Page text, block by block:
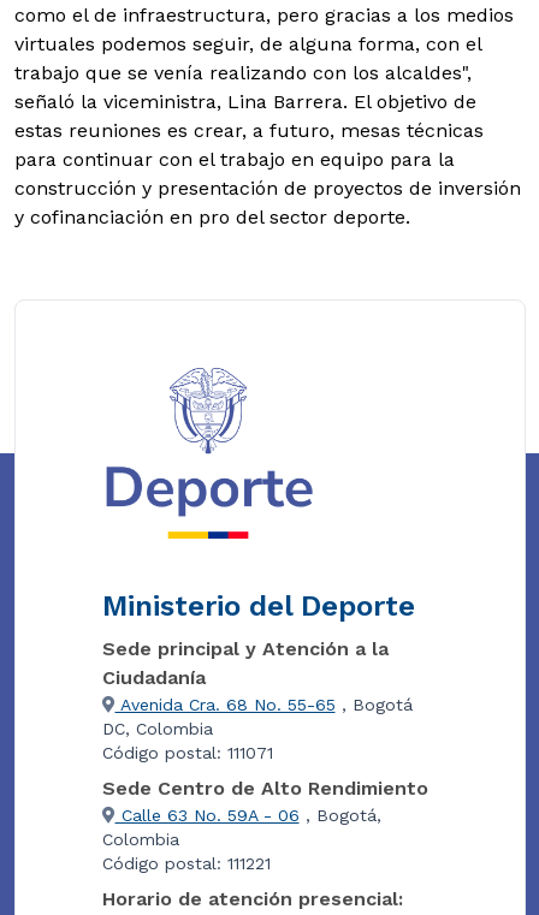
como el de infraestructura, pero gracias a los medios
virtuales podemos seguir, de alguna forma, con el
trabajo que se venía realizando con los alcaldes",
señaló la viceministra, Lina Barrera. El objetivo de
estas reuniones es crear, a futuro, mesas técnicas
para continuar con el trabajo en equipo para la
construcción y presentación de proyectos de inversión
y cofinanciación en pro del sector deporte.
Ministerio del Deporte
Sede principal y Atención a la
Ciudadanía
Avenida Cra. 68 No. 55-65 , Bogotá
DC, Colombia
Código postal: 111071
Sede Centro de Alto Rendimiento
Calle 63 No. 59A - 06 , Bogotá,
Colombia
Código postal: 111221
Horario de atención presencial: